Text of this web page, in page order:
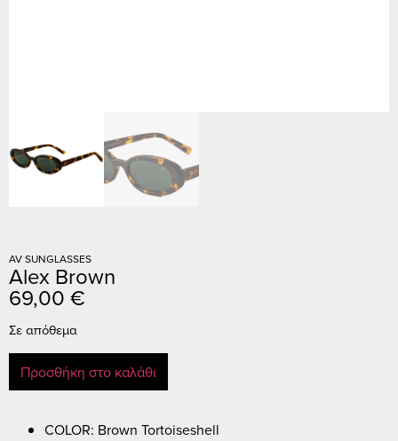
AV SUNGLASSES
Alex Brown
69,00 €
Σε απόθεμα
Προσθήκη στο καλάθι
COLOR: Brown Tortoiseshell